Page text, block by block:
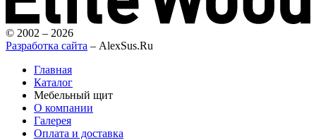
© 2002 – 2026
Разработка сайта – AlexSus.Ru
Главная
Каталог
Мебельный щит
О компании
Галерея
Оплата и доставка